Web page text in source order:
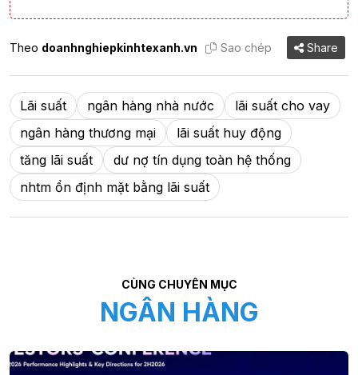
Theo doanhnghiepkinhtexanh.vn Sao chép Share
Lãi suất ngân hàng nhà nước
lãi suất cho vay
ngân hàng thương mại
lãi suất huy động
tăng lãi suất
dư nợ tín dụng toàn hệ thống
nhtm ổn định mặt bằng lãi suất
CÙNG CHUYÊN MỤC
NGÂN HÀNG